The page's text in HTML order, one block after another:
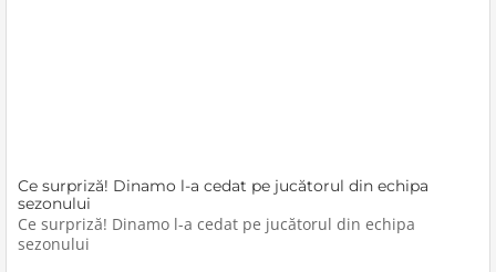
Ce surpriză! Dinamo l-a cedat pe jucătorul din echipa
sezonului
Ce surpriză! Dinamo l-a cedat pe jucătorul din echipa
sezonului